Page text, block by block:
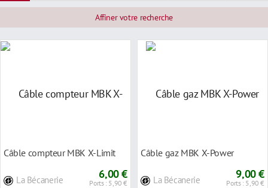
Affiner votre recherche
Câble compteur MBK X-Limit
La Bécanerie 6,00 €
Ports : 5,90 €
Câble gaz MBK X-Power
La Bécanerie 9,00 €
Ports : 5,90 €